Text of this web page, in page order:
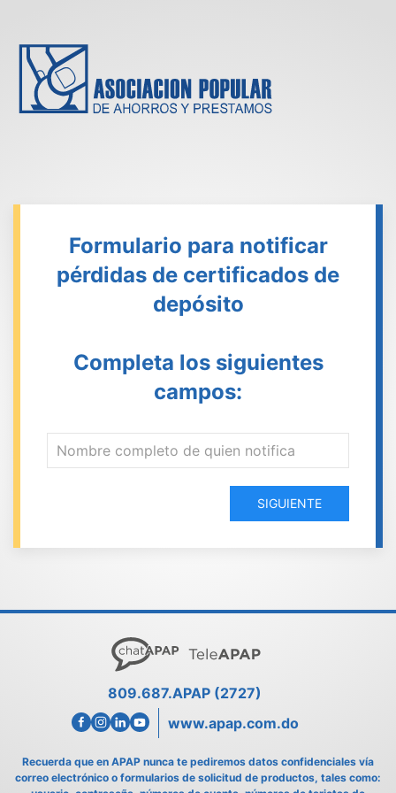
Formulario para notificar
pérdidas de certificados de
depósito
Completa los siguientes
campos:
SIGUIENTE
809.687.APAP (2727)
www.apap.com.do
Recuerda que en APAP nunca te pediremos datos confidenciales vía
correo electrónico o formularios de solicitud de productos, tales como: